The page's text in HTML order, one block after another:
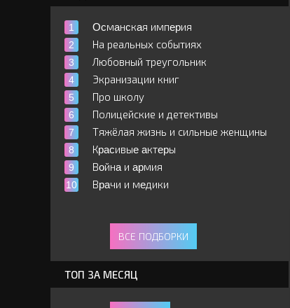
Ocмaнcкaя импepия
На реальных событиях
Любовный треугольник
Экранизации книг
Про школу
Полицейские и детективы
Тяжёлая жизнь и сильные женщины
Кpacивыe aктepы
Вoйнa и apмия
Вpaчи и мeдики
ВСЕ ПОДБОРКИ
ТОП ЗА МЕСЯЦ